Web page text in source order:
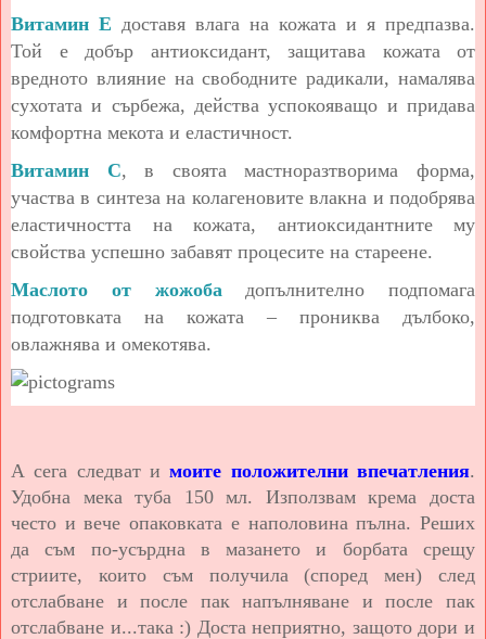
Витамин E доставя влага на кожата и я предпазва.
Той е добър антиоксидант, защитава кожата от
вредното влияние на свободните радикали, намалява
сухотата и сърбежа, действа успокояващо и придава
комфортна мекота и еластичност.
Витамин С, в своята мастноразтворима форма,
участва в синтеза на колагеновите влакна и подобрява
еластичността на кожата, антиоксидантните му
свойства успешно забавят процесите на стареене.
Маслото от жожоба допълнително подпомага
подготовката на кожата – прониква дълбоко,
овлажнява и омекотява.
А сега следват имоите положителни впечатления.
Удобна мека туба 150 мл. Използвам крема доста
често и вече опаковката е наполовина пълна. Реших
да съм по-усърдна в мазането и борбата срещу
стриите, които съм получила (според мен) след
отслабване и после пак напълняване и после пак
отслабване и...така :) Доста неприятно, защото дори и